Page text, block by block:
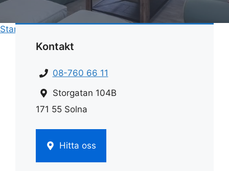
Start
Kontakt
08-760 66 11
Storgatan 104B
171 55 Solna
Hitta oss